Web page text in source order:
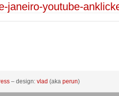
janeiro-youtube-
– design: vlad (aka perun)